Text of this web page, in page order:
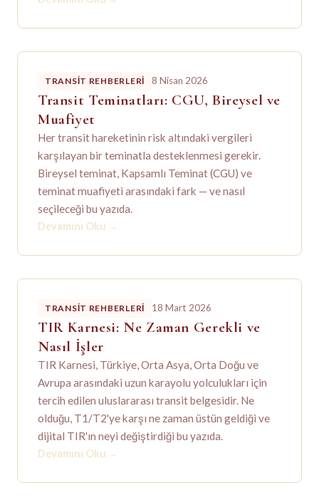
TRANSIT REHBERLERI 8 Nisan 2026
Transit Teminatları: CGU, Bireysel ve
Muafiyet
Her transit hareketinin risk altındaki vergileri
karşılayan bir teminatla desteklenmesi gerekir.
Bireysel teminat, Kapsamlı Teminat (CGU) ve
teminat muafiyeti arasındaki fark — ve nasıl
seçileceği bu yazıda.
Devamını Oku →
TRANSIT REHBERLERI 18 Mart 2026
TIR Karnesi: Ne Zaman Gerekli ve
Nasıl İşler
TIR Karnesi, Türkiye, Orta Asya, Orta Doğu ve
Avrupa arasındaki uzun karayolu yolculukları için
tercih edilen uluslararası transit belgesidir. Ne
olduğu, T1/T2'ye karşı ne zaman üstün geldiği ve
dijital TIR'ın neyi değiştirdiği bu yazıda.
Devamını Oku →